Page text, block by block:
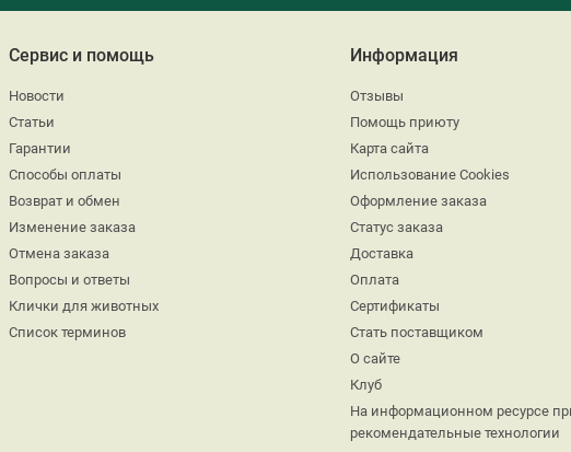
Сервис и помощь
Новости
Статьи
Гарантии
Способы оплаты
Возврат и обмен
Изменение заказа
Отмена заказа
Вопросы и ответы
Клички для животных
Список терминов
Информация
Отзывы
Помощь приюту
Карта сайта
Использование Cookies
Оформление заказа
Статус заказа
Доставка
Оплата
Сертификаты
Стать поставщиком
О сайте
Клуб
На информационном ресурсе
рекомендательные технологии